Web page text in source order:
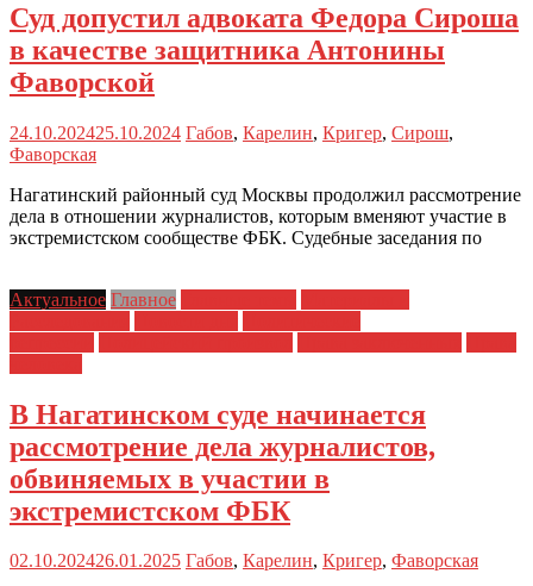
Суд допустил адвоката Федора Сироша
в качестве защитника Антонины
Фаворской
24.10.202425.10.2024 Габов, Карелин, Кригер, Сирош,
Фаворская
Нагатинский районный суд Москвы продолжил рассмотрение
дела в отношении журналистов, которым вменяют участие в
экстремистском сообществе ФБК. Судебные заседания по
Актуальное Главное
В Нагатинском суде начинается
рассмотрение дела журналистов,
обвиняемых в участии в
экстремистском ФБК
02.10.202426.01.2025 Габов, Карелин, Кригер, Фаворская